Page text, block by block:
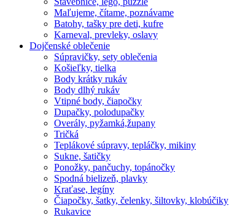
Maľujeme, čítame, poznávame
Batohy, tašky pre deti, kufre
Karneval, prevleky, oslavy
Dojčenské oblečenie
Súpravičky, sety oblečenia
Košieľky, tielka
Body krátky rukáv
Body dlhý rukáv
Vtipné body, čiapočky
Dupačky, polodupačky
Overály, pyžamká,župany
Tričká
Teplákové súpravy, tepláčky, mikiny
Sukne, šatičky
Ponožky, pančuchy, topánočky
Spodná bielizeň, plavky
Kraťase, legíny
Čiapočky, šatky, čelenky, šiltovky, klobúčiky
Rukavice